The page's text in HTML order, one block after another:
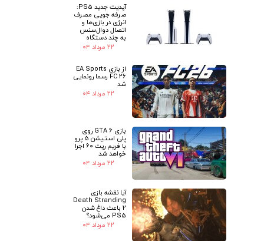
آپدیت جدید PS5:
صرفه جویی مصرف
انرژی در بازی‌ها و
اتصال دوال‌سنس
به چند دستگاه
۲۲ مرداد ۰۴
از بازی EA Sports
FC 26 رسما رونمایی
شد
۲۲ مرداد ۰۴
بازی GTA 6 روی
پلی استیشن 5 پرو
با فریم ریت 60 اجرا
خواهد شد
۲۲ مرداد ۰۴
آیا نقشه بازی
Death Stranding
2 باعث داغ شدن
PS5 می‌شود؟
۲۲ مرداد ۰۴